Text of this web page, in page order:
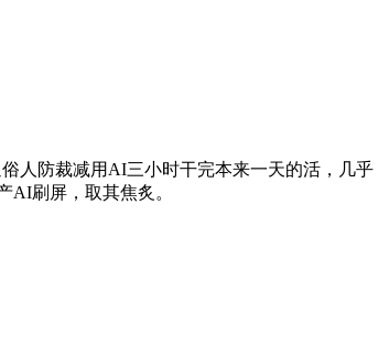
人防裁减用AI三小时干完本来一天的活，几乎
刷屏，取其焦炙。